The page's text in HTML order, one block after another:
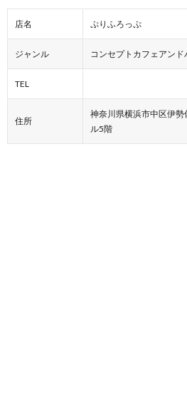
店名 ぷりふろっぷ
ジャンル コンセプトカフェアンド
TEL
住所
神奈川県横浜市中区伊
ル5階